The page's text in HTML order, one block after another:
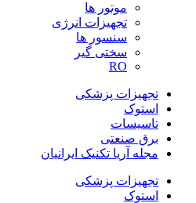
موتور ها
تجهیزات انرژی
سنسور ها
سختی گیر
RO
تجهیزات پزشکی
استوک
تاسیسات
برق صنعتی
مجله آریا تکنیک ایرانیان
تجهیزات پزشکی
استوک